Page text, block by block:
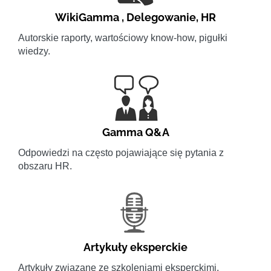
WikiGamma , Delegowanie, HR
Autorskie raporty, wartościowy know-how, pigułki
wiedzy.
Gamma Q&A
Odpowiedzi na często pojawiające się pytania z
obszaru HR.
Artykuły eksperckie
Artykuły związane ze szkoleniami eksperckimi.